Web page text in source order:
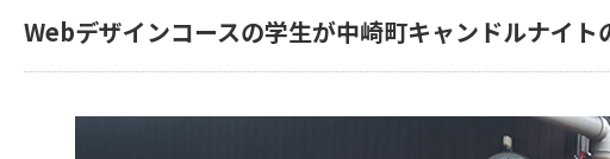
Webデザインコースの学生が中崎町キャンドルナイト